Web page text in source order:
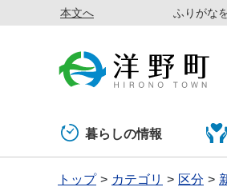
本文へ ふりがな
暮らしの情報
トップ カテゴリ 区分